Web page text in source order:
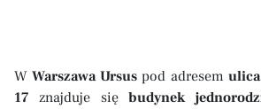
WWarszawa Ursus pod adresem
17 znajduje siębudynek